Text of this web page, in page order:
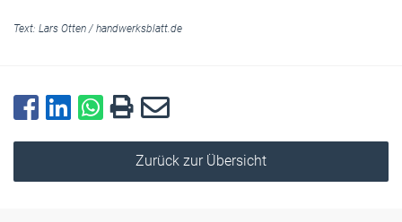
Text: Lars Otten / handwerksblatt.de
Zurück zur Übersicht